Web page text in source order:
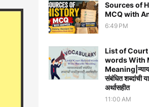
Sources of
MCQ with
6:49 PM
List of Court
words With
संबंधित शब्दांची
अर्थासहीत
11:00 AM